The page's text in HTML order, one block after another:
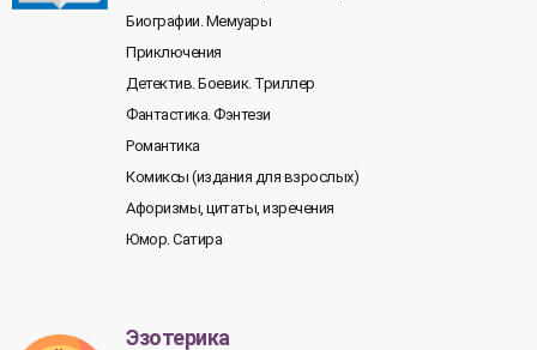
Биографии. Мемуары
Приключения
Детектив. Боевик. Триллер
Фантастика. Фэнтези
Романтика
Комиксы (издания для взрослых)
Афоризмы, цитаты, изречения
Юмор. Сатира
Эзотерика